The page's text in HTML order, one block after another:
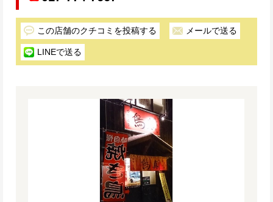
この店舗のクチコミを投稿する メールで送る
LINEで送る